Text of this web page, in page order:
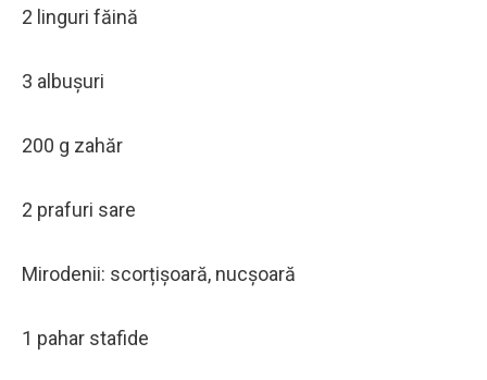
2 linguri făină
3 albușuri
200 g zahăr
2 prafuri sare
Mirodenii: scorțișoară, nucșoară
1 pahar stafide